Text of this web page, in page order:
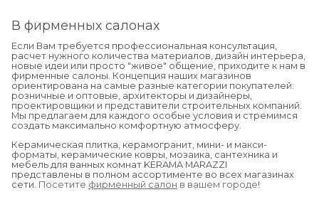
В фирменных салонах
Если Вам требуется профессиональная консультация,
расчет нужного количества материалов, дизайн интерьера,
новые идеи или просто "живое" общение, приходите к нам в
фирменные салоны. Концепция наших магазинов
ориентирована на самые разные категории покупателей:
розничные и оптовые, архитекторы и дизайнеры,
проектировщики и представители строительных компаний.
Мы предлагаем для каждого особые условия и стремимся
создать максимально комфортную атмосферу.
Керамическая плитка, керамогранит, мини- и макси-
форматы, керамические ковры, мозаика, сантехника и
мебель для ванных комнат KERAMA MARAZZI
представлены в полном ассортименте во всех магазинах
сети. Посетите фирменный салон в вашем городе!